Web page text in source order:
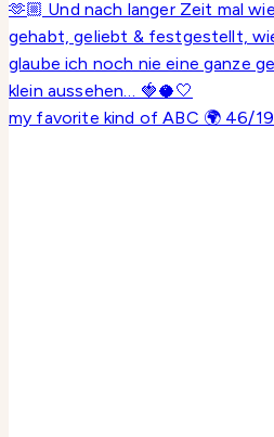
my favorite kind of ABC 🌍 46/